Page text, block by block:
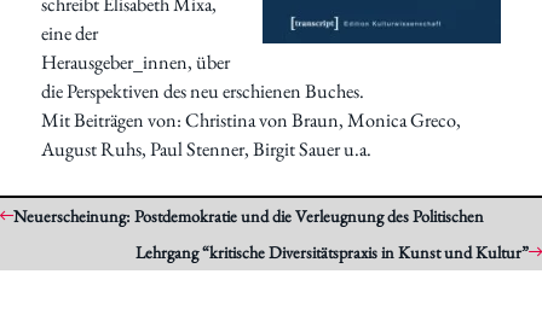
eine der
Herausgeber_innen, über
die Perspektiven des neu erschienen Buches.
Mit Beiträgen von: Christina von Braun, Monica Greco,
August Ruhs, Paul Stenner, Birgit Sauer u.a.
Neuerscheinung: Postdemokratie und die Verleugnung des Politischen
Lehrgang “kritische Diversitätspraxis in Kunst und Kultur”